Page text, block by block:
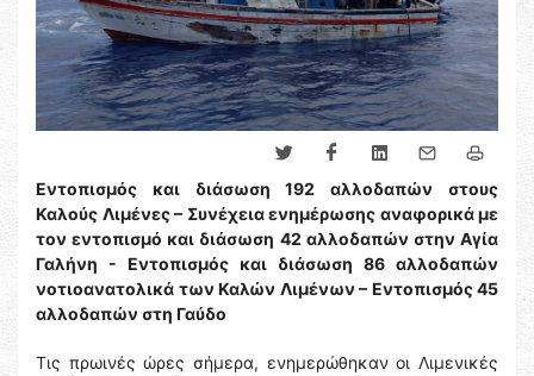
Εντοπισμός και διάσωση 192 αλλοδαπών στους
Καλούς Λιμένες – Συνέχεια ενημέρωσης αναφορικά με
τον εντοπισμό και διάσωση 42 αλλοδαπών στην Αγία
Γαλήνη - Εντοπισμός και διάσωση 86 αλλοδαπών
νοτιοανατολικά των Καλών Λιμένων – Εντοπισμός 45
αλλοδαπών στη Γαύδο
Τις πρωινές ώρες σήμερα, ενημερώθηκαν οι Λιμενικές